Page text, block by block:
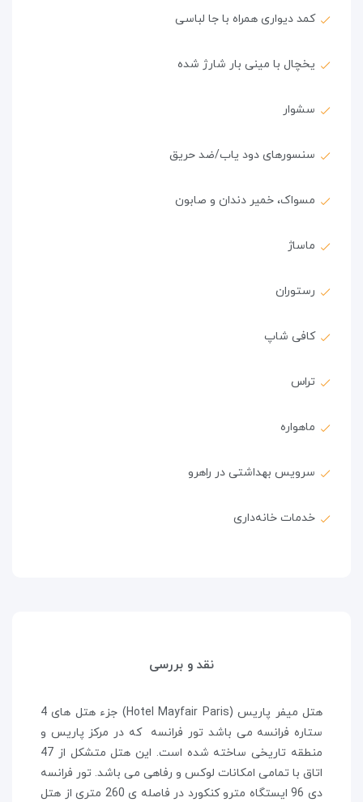
کمد دیواری همراه با جا لباسی
یخچال با مینی بار شارژ شده
سشوار
سنسورهای دود یاب/ضد حریق
مسواک، خمیر دندان و صابون
ماساژ
رستوران
کافی شاپ
تراس
ماهواره
سرویس بهداشتی در راهرو
خدمات خانه‌داری
نقد و بررسی
هتل میفر پاریس (Hotel Mayfair Paris) جزء هتل های 4
ستاره فرانسه می باشد تور فرانسه که در مرکز پاریس و
منطقه تاریخی ساخته شده است. این هتل متشکل از 47
اتاق با تمامی امکانات لوکس و رفاهی می باشد. تور فرانسه
دی 96 ایستگاه مترو کنکورد در فاصله ی 260 متری از هتل